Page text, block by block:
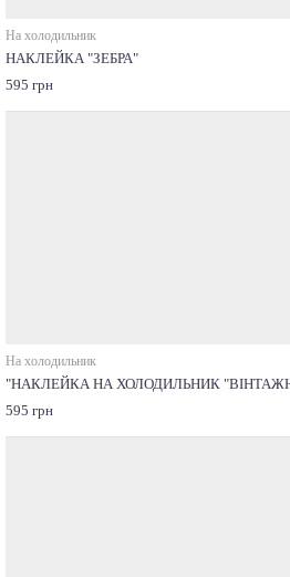
На холодильник
НАКЛЕЙКА "ЗЕБРА"
595 грн
На холодильник
"НАКЛЕЙКА НА ХОЛОДИЛЬНИК
595 грн